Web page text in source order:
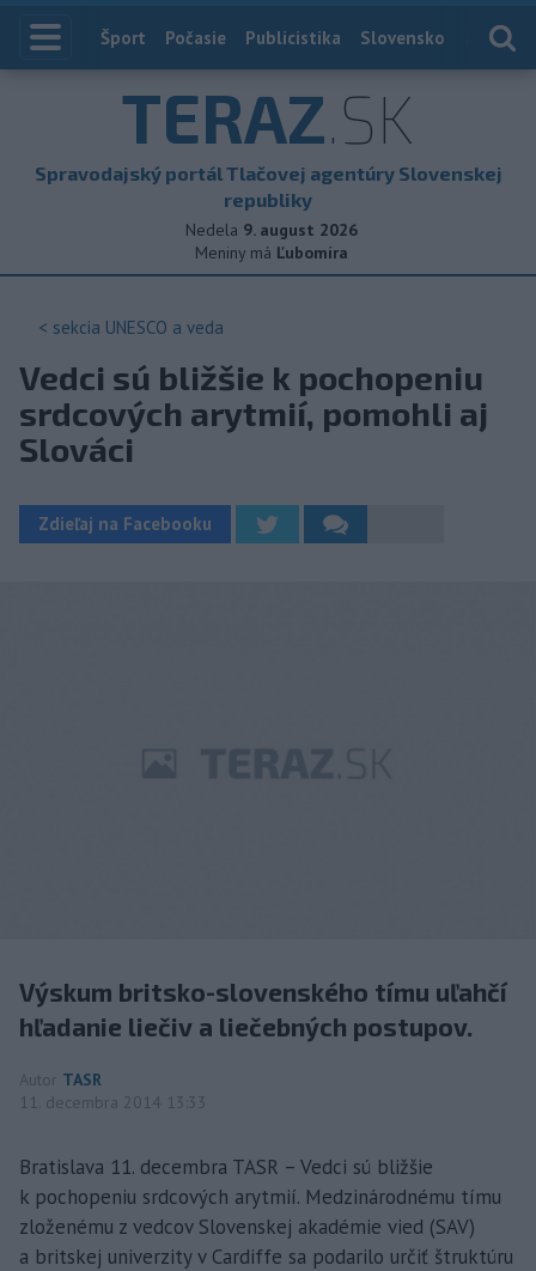
Index
Šport Počasie Publicistika Slovensko
TERAZ.SK
Spravodajský portál Tlačovej agentúry Slovenskej
republiky
Nedela 9. august 2026
Meniny má Ľubomíra
< sekcia UNESCO a veda
Vedci sú bližšie k pochopeniu
srdcových arytmií, pomohli aj
Slováci
Zdieľaj na Facebooku
Výskum britsko-slovenského tímu uľahčí
hľadanie liečiv a liečebných postupov.
Autor TASR
11. decembra 2014 13:33
Bratislava 11. decembra TASR – Vedci sú bližšie
k pochopeniu srdcových arytmií. Medzinárodnému tímu
zloženému z vedcov Slovenskej akadémie vied (SAV)
a britskej univerzity v Cardiffe sa podarilo určiť štruktúru